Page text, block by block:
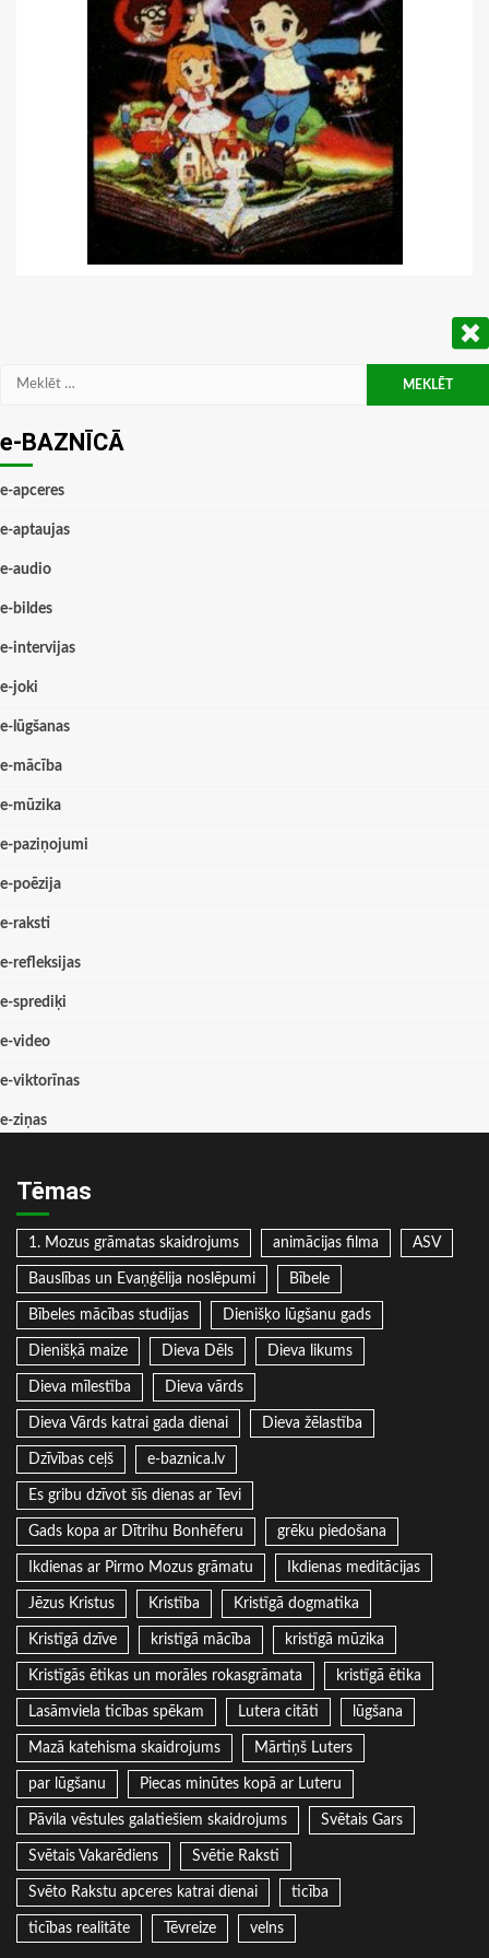
Meklēt:
e-BAZNĪCĀ
e-apceres
e-aptaujas
e-audio
e-bildes
e-intervijas
e-joki
e-lūgšanas
e-mācība
e-mūzika
e-paziņojumi
e-poēzija
e-raksti
e-refleksijas
e-sprediķi
e-video
e-viktorīnas
e-ziņas
Tēmas
1. Mozus grāmatas skaidrojums animācijas filma ASV
Bauslības un Evaņģēlija noslēpumi Bībele
Bībeles mācības studijas Dienišķo lūgšanu gads
Dienišķā maize Dieva Dēls Dieva likums
Dieva mīlestība Dieva vārds
Dieva Vārds katrai gada dienai Dieva žēlastība
Dzīvības ceļš e-baznica.lv
Es gribu dzīvot šīs dienas ar Tevi
Gads kopa ar Dītrihu Bonhēferu grēku piedošana
Ikdienas ar Pirmo Mozus grāmatu Ikdienas meditācijas
Jēzus Kristus Kristība Kristīgā dogmatika
Kristīgā dzīve kristīgā mācība kristīgā mūzika
Kristīgās ētikas un morāles rokasgrāmata kristīgā ētika
Lasāmviela ticības spēkam Lutera citāti lūgšana
Mazā katehisma skaidrojums Mārtiņš Luters
par lūgšanu Piecas minūtes kopā ar Luteru
Pāvila vēstules galatiešiem skaidrojums Svētais Gars
Svētais Vakarēdiens Svētie Raksti
Svēto Rakstu apceres katrai dienai ticība
ticības realitāte Tēvreize velns